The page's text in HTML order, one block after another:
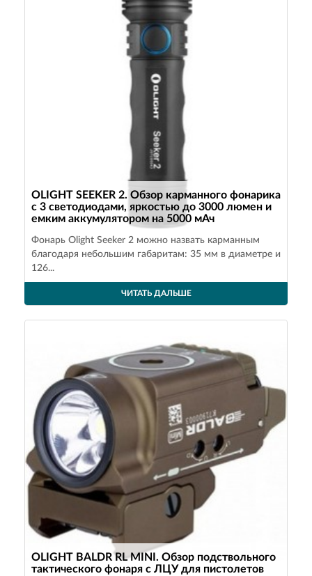
OLIGHT SEEKER 2. Обзор карманного фонарика
с 3 светодиодами, яркостью до 3000 люмен и
емким аккумулятором на 5000 мАч
Фонарь Olight Seeker 2 можно назвать карманным
благодаря небольшим габаритам: 35 мм в диаметре и
126...
ЧИТАТЬ ДАЛЬШЕ
OLIGHT BALDR RL MINI. Обзор подствольного
тактического фонаря с ЛЦУ для пистолетов